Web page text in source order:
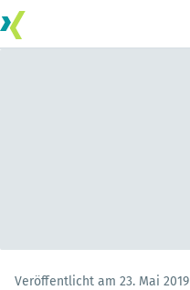
Veröffentlicht am 23. Mai 2019